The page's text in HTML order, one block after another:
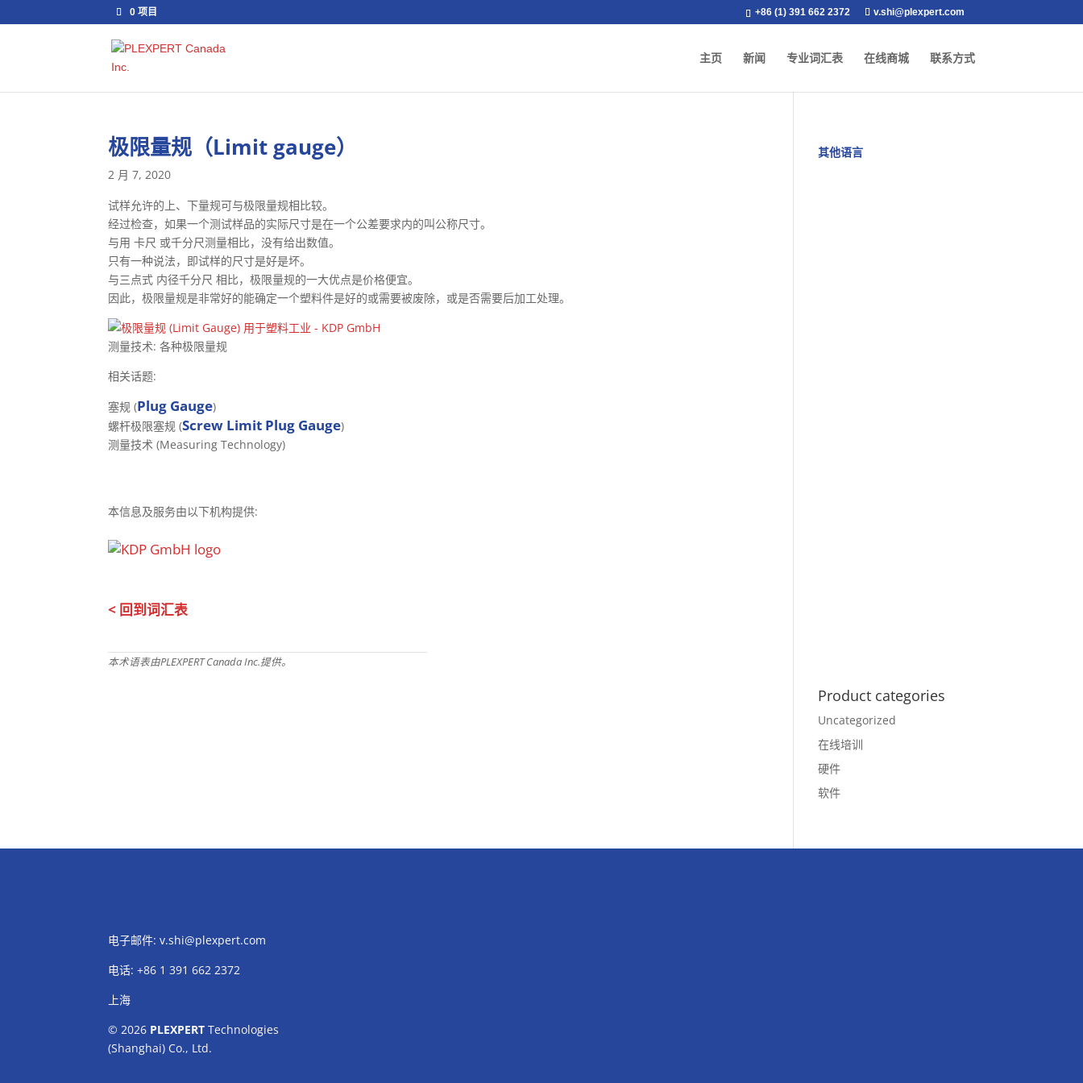
+86 (1) 391 662 2372 v.shi@plexpert.com
0 项目
主页 新闻 专业词汇表 在线商城 联系方式
极限量规（Limit gauge）
2 月 7, 2020
试样允许的上、下量规可与极限量规相比较。
经过检查，如果一个测试样品的实际尺寸是在一个公差要求内的叫公称尺寸。
与用 卡尺 或千分尺测量相比，没有给出数值。
只有一种说法，即试样的尺寸是好是坏。
与三点式 内径千分尺 相比，极限量规的一大优点是价格便宜。
因此，极限量规是非常好的能确定一个塑料件是好的或需要被废除，或是否需要后加工处理。
测量技术: 各种极限量规
相关话题:
塞规 (Plug Gauge)
螺杆极限塞规 (Screw Limit Plug Gauge)
测量技术 (Measuring Technology)
本信息及服务由以下机构提供:
< 回到词汇表
本术语表由PLEXPERT Canada Inc.提供。
其他语言
Product categories
Uncategorized
在线培训
硬件
软件
电子邮件:v.shi@plexpert.com
电话: +86 1 391 662 2372
上海
© 2026 PLEXPERT Technologies
(Shanghai) Co., Ltd.